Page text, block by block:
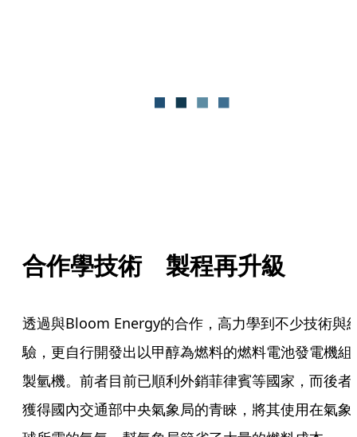
合作學技術　製程再升級
透過與Bloom Energy的合作，高力學到不少技術與
驗，更自行開發出以甲醇為燃料的燃料電池發電機組
製氫機。前者目前已順利外銷菲律賓等國家，而後者
獲得國內交通部中央氣象局的青睞，將其使用在氣象